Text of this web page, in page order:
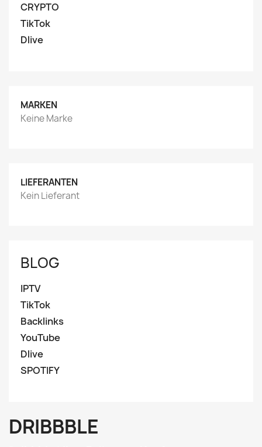
CRYPTO
TikTok
Dlive
MARKEN
Keine Marke
LIEFERANTEN
Kein Lieferant
BLOG
IPTV
TikTok
Backlinks
YouTube
Dlive
SPOTIFY
DRIBBBLE